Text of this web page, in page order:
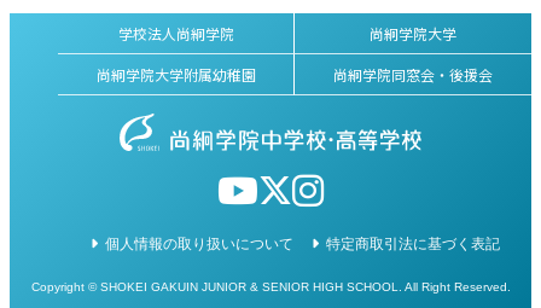
学校法人尚絅学院
尚絅学院大学
尚絅学院大学附属幼稚園
尚絅学院同窓会・後援会
個人情報の取り扱いについて 特定商取引法に基づく表記
Copyright © SHOKEI GAKUIN JUNIOR & SENIOR HIGH SCHOOL. All Right Reserved.